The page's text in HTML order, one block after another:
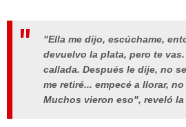
"Ella me dijo, escúchame,
devuelvo la plata, pero te
callada. Después le dije, no
me retiré... empecé a llorar,
Muchos vieron eso", reveló la